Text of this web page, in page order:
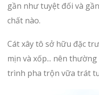
gần như tuyệt đối và
chất nào.
Cát xây tô sở hữu đặc
mịn và xốp... nên
trình pha trộn vữa trát